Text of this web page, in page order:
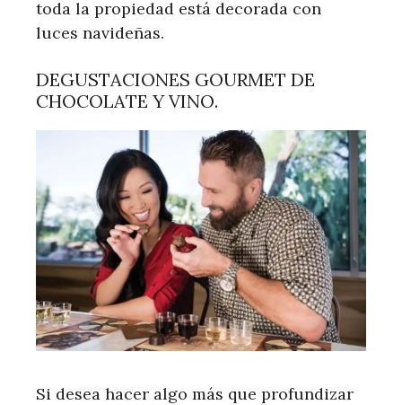
toda la propiedad está decorada con
luces navideñas.
DEGUSTACIONES GOURMET DE
CHOCOLATE Y VINO.
Si desea hacer algo más que profundizar